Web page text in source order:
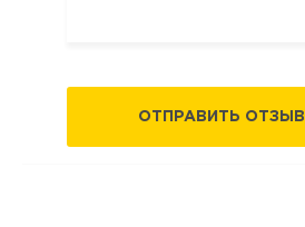
ОТПРАВИТЬ ОТЗЫВ